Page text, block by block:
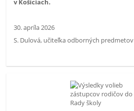
30. apríla 2026
S. Dulová, učiteľka odborných predmetov